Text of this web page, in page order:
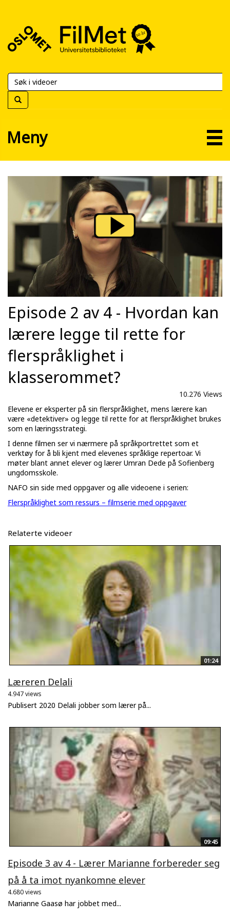
FilMet
Universitetsbiblioteket
Meny
Episode 2 av 4 - Hvordan kan
lærere legge til rette for
flerspråklighet i
klasserommet?
10.276 Views
Elevene er eksperter på sin flerspråklighet, mens lærere kan
være «detektiver» og legge til rette for at flerspråklighet brukes
som en læringsstrategi.
I denne filmen ser vi nærmere på språkportrettet som et
verktøy for å bli kjent med elevenes språklige repertoar. Vi
møter blant annet elever og lærer Umran Dede på Sofienberg
ungdomsskole.
NAFO sin side med oppgaver og alle videoene i serien:
Flerspråklighet som ressurs – filmserie med oppgaver
Relaterte videoer
01:24
Læreren Delali
4.947 views
Publisert 2020 Delali jobber som lærer på...
09:45
Episode 3 av 4 - Lærer Marianne forbereder seg
på å ta imot nyankomne elever
4.680 views
Marianne Gaasø har jobbet med...